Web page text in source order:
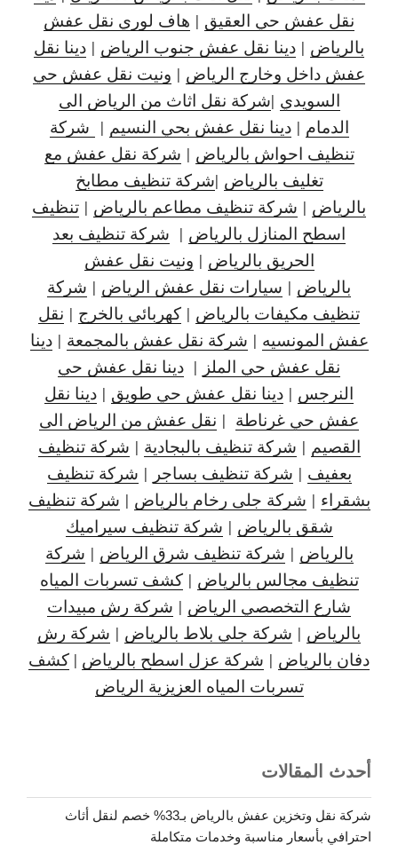
نقل عفش حي العقيق | هاف لوري نقل عفش
بالرياض | دينا نقل عفش جنوب الرياض | دينا نقل
عفش داخل وخارج الرياض | ونيت نقل عفش حي
السويدي |شركة نقل اثاث من الرياض الى
الدمام |دينا نقل عفش بحي النسيم | شركة
تنظيف احواش بالرياض | شركة نقل عفش مع
تغليف بالرياض |شركة تنظيف مطابخ
بالرياض | شركة تنظيف مطاعم بالرياض | تنظيف
اسطح المنازل بالرياض | شركة تنظيف بعد
الحريق بالرياض | ونيت نقل عفش
بالرياض | سيارات نقل عفش الرياض | شركة
تنظيف مكيفات بالرياض | كهربائي بالخرج | نقل
عفش المونسيه | شركة نقل عفش بالمجمعة |دينا
نقل عفش حي الملز | دينا نقل عفش حي
النرجس | دينا نقل عفش حي طويق | دينا نقل
عفش حي غرناطة | نقل عفش من الرياض الى
القصيم | شركة تنظيف بالبجادية | شركة تنظيف
بعفيف | شركة تنظيف بساجر | شركة تنظيف
بشقراء | شركة جلى رخام بالرياض | شركة تنظيف
شقق بالرياض | شركة تنظيف سيراميك
بالرياض | شركة تنظيف شرق الرياض | شركة
تنظيف مجالس بالرياض |كشف تسربات المياه
شارع التخصصي الرياض | شركة رش مبيدات
بالرياض | شركة جلي بلاط بالرياض | شركة رش
دفان بالرياض | شركة عزل اسطح بالرياض | كشف
تسربات المياه العزيزية الرياض
أحدث المقالات
شركة نقل وتخزين عفش بالرياض بـ33% خصم لنقل أثاث
احترافي بأسعار مناسبة وخدمات متكاملة